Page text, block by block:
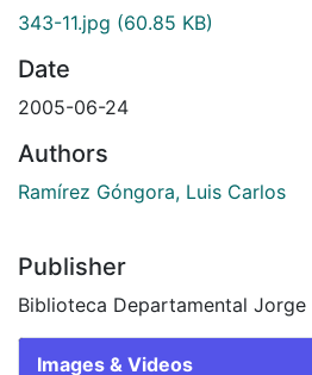
343-11.jpg (60.85 KB)
Date
2005-06-24
Authors
Ramírez Góngora, Luis Carlos
Publisher
Biblioteca Departamental Jorge
Images & Videos